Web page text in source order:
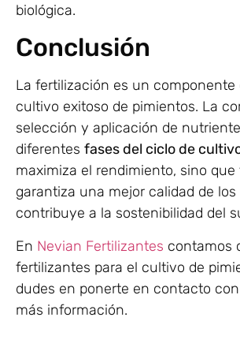
biológica.
Conclusión
La fertilización es un componente
cultivo exitoso de pimientos. La
selección y aplicación de
diferentes fases del ciclo de
maximiza el rendimiento, sino que
garantiza una mejor calidad de
contribuye a la sostenibilidad del
En Nevian Fertilizantes contamos
fertilizantes para el cultivo de
dudes en ponerte en contacto
más información.